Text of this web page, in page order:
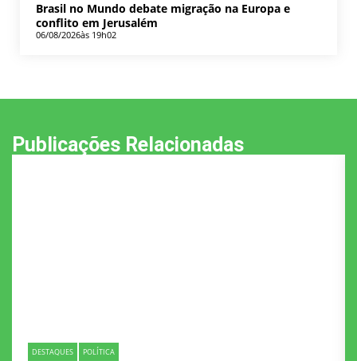
Brasil no Mundo debate migração na Europa e
conflito em Jerusalém
06/08/2026às 19h02
Publicações Relacionadas
DESTAQUES POLÍTICA